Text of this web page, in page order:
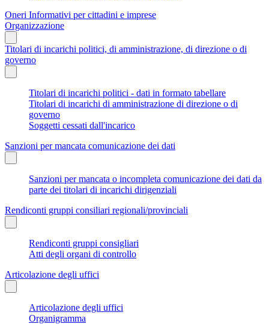
Oneri Informativi per cittadini e imprese
Organizzazione
Titolari di incarichi politici, di amministrazione, di direzione o di
governo
Titolari di incarichi politici - dati in formato tabellare
Titolari di incarichi di amministrazione di direzione o di
governo
Soggetti cessati dall'incarico
Sanzioni per mancata comunicazione dei dati
Sanzioni per mancata o incompleta comunicazione dei dati da
parte dei titolari di incarichi dirigenziali
Rendiconti gruppi consiliari regionali/provinciali
Rendiconti gruppi consigliari
Atti degli organi di controllo
Articolazione degli uffici
Articolazione degli uffici
Organigramma